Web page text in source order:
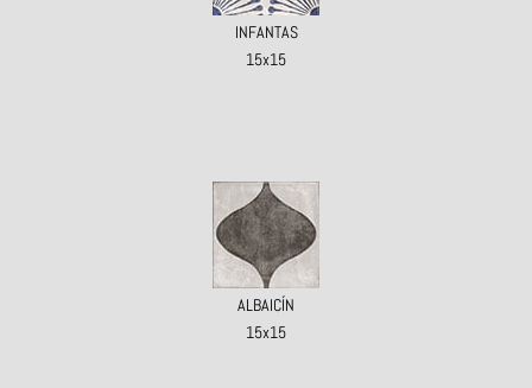
INFANTAS
15x15
ALBAICÍN
15x15